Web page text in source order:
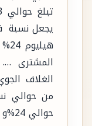
المشترى
الغلاف